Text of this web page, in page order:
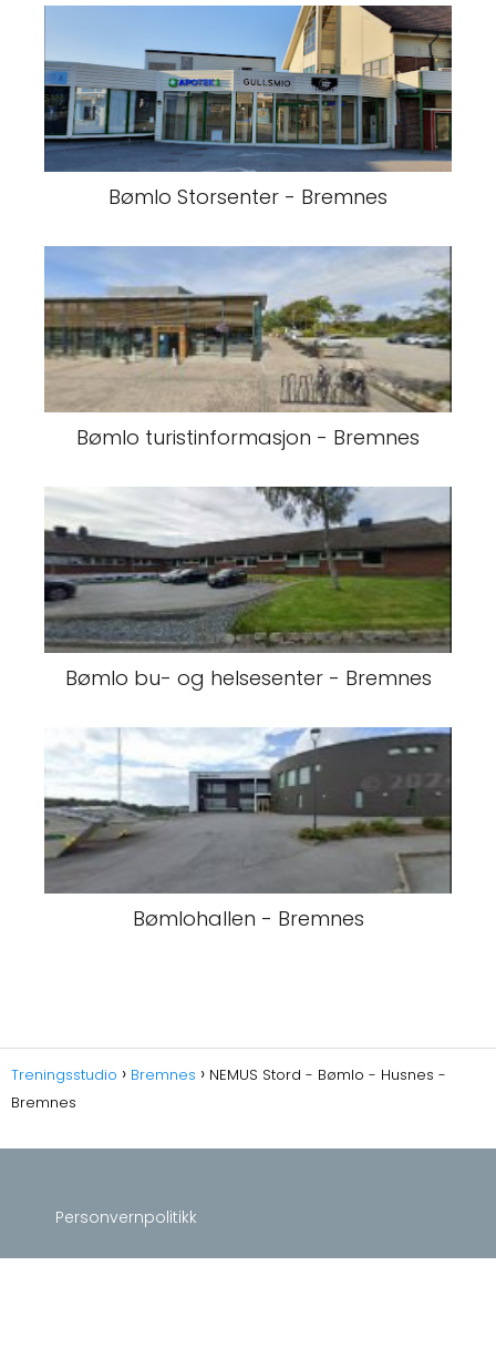
Bømlo Storsenter - Bremnes
Bømlo turistinformasjon - Bremnes
Bømlo bu- og helsesenter - Bremnes
Bømlohallen - Bremnes
Treningsstudio Bremnes
NEMUS Stord - Bømlo - Husnes -
Bremnes
Personvernpolitikk